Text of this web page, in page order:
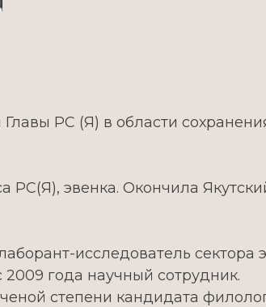
РС (Я) в области
РС(Я), эвенка. Окончила
исследователь
года научный сотрудник.
степени кандидата